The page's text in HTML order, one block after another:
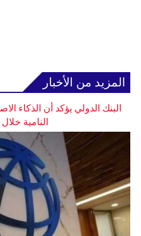
المزيد من الأخبار
البنك الدولي يؤكد أن الذكاء
النامية